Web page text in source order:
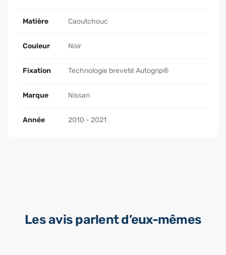
Matière Caoutchouc
Couleur Noir
Fixation Technologie breveté Autogrip®
Marque Nissan
Année 2010 - 2021
Les avis parlent d’eux-mêmes